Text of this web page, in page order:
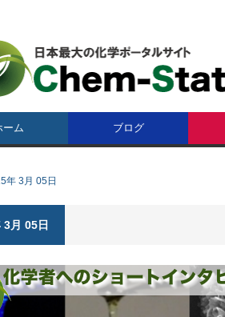
ーム ブログ
年 3月 05日
3月 05日